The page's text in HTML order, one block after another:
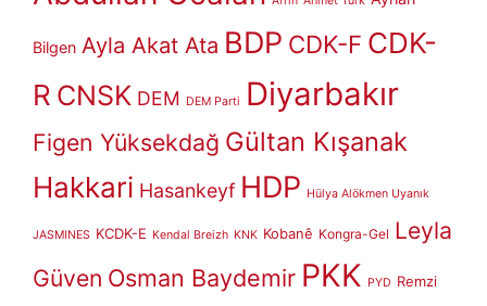
Bilgen Ayla Akat Ata BDP CDK-F CDK-
R CNSK DEM DEM Parti Diyarbakır
Figen Yüksekdağ Gültan Kışanak
Hakkari Hasankeyf HDP Hülya Alökmen Uyanık
JASMINES KCDK-E Kendal Breizh KNK Kobanê Kongra-Gel Leyla
Güven Osman Baydemir PKK PYD Remzi